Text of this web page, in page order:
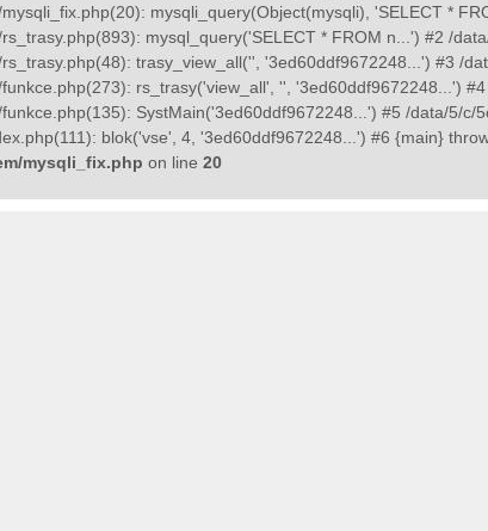
mysqli_query(Object(mysqli), 'SELECT *
mysql_query('SELECT * FROM n...') #2 /
trasy_view_all('', '3ed60ddf9672248...') #3 /
rs_trasy('view_all', '', '3ed60ddf9672248...')
SystMain('3ed60ddf9672248...') #5 /data/5/c/
blok('vse', 4, '3ed60ddf9672248...') #6 {main}
mysqli_fix.php on line 20